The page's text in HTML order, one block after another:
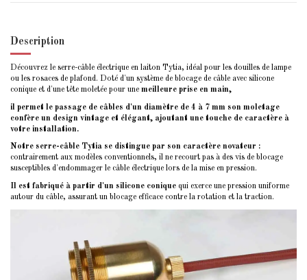
Description
Découvrez le serre-câble électrique en laiton Tytia, idéal pour les douilles de lampe
ou les rosaces de plafond. Doté d'un système de blocage de câble avec silicone
conique et d'une tête moletée pour une meilleure prise en main,
il permet le passage de câbles d'un diamètre de 4 à 7 mm son moletage
confère un design vintage et élégant, ajoutant une touche de caractère à
votre installation.
Notre serre-câble Tytia se distingue par son caractère novateur :
contrairement aux modèles conventionnels, il ne recourt pas à des vis de blocage
susceptibles d'endommager le câble électrique lors de la mise en pression.
Il est fabriqué à partir d'un silicone conique qui exerce une pression uniforme
autour du câble, assurant un blocage efficace contre la rotation et la traction.